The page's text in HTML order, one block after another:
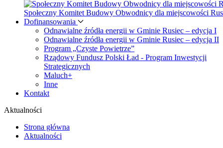
Społeczny Komitet Budowy Obwodnicy dla miejscowości
Dofinansowania
Odnawialne źródła energii w Gminie Rusiec – edycja I
Odnawialne źródła energii w Gminie Rusiec – edycja II
Program „Czyste Powietrze”
Rządowy Fundusz Polski Ład - Program Inwestycji
Strategicznych
Maluch+
Inne
Kontakt
Aktualności
Strona główna
Aktualności